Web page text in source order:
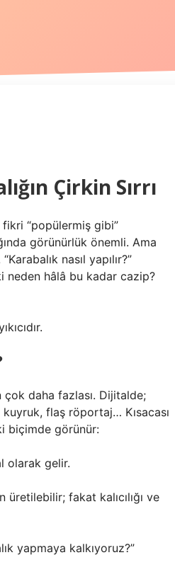
Çirkin Sırrı
“popülermiş gibi”
görünürlük önemli. Ama
nasıl yapılır?”
neden hâlâ bu kadar cazip?
daha fazlası. Dijitalde;
flaş röportaj… Kısacası
biçimde görünür:
olarak gelir.
üretilebilir; fakat kalıcılığı ve
yapmaya kalkıyoruz?”